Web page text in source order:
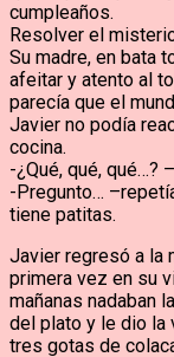
cumpleaños.
Resolver el
Su madre, en bata
afeitar y atento al
parecía que el
Javier no podía
cocina.
-¿Qué, qué, qué…?
-Pregunto…
tiene patitas.
Javier regresó a la
primera vez en su
mañanas nadaban
del plato y le dio la
tres gotas de